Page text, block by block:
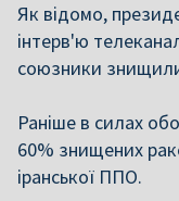
Як відомо,
інтерв'ю
союзники
Раніше в силах
60% знищених
іранської ППО.